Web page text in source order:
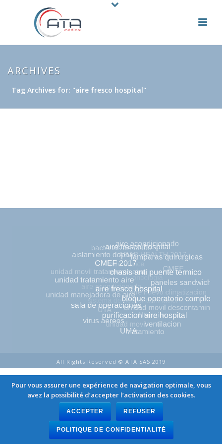
ARCHIVES
Tag Archives for: "aire fresco hospital"
All Rights Reserved © ATA SAS 2019
Pour vous assurer une expérience de navigation optimale, vous
avez la possibilité d’accepter l’activation des cookies.
ACCEPTER REFUSER
POLITIQUE DE CONFIDENTIALITÉ